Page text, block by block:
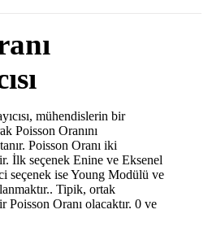
mühendislerin bir
Poisson Oranını
Poisson Oranı iki
İlk seçenek Enine ve Eksenel
seçenek ise Young Modülü ve
Tipik, ortak
Poisson Oranı olacaktır. 0 ve